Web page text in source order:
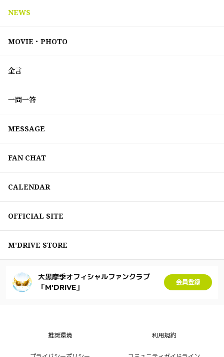
NEWS
MOVIE・PHOTO
金言
一問一答
MESSAGE
FAN CHAT
CALENDAR
OFFICIAL SITE
M'DRIVE STORE
大黒摩季オフィシャルファンクラブ
「M'DRIVE」
会員登録
推奨環境 利用規約